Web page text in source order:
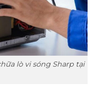
lò vi sóng Sharp tại